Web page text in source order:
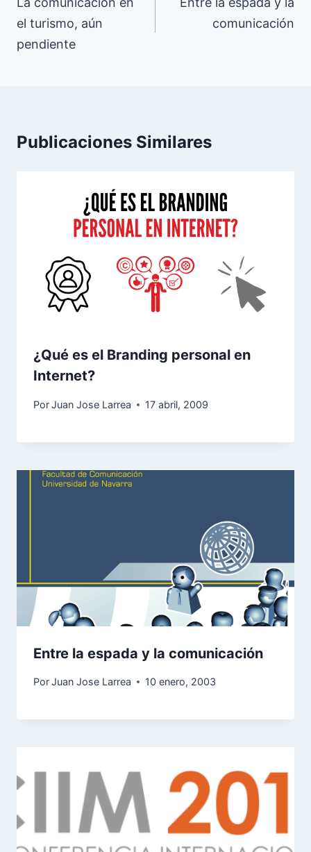
entradas
el turismo, aún
pendiente
comunicación
Publicaciones Similares
¿Qué es el Branding personal en
Internet?
PorJuan Jose Larrea 17 abril, 2009
Entre la espada y la comunicación
PorJuan Jose Larrea 10 enero, 2003